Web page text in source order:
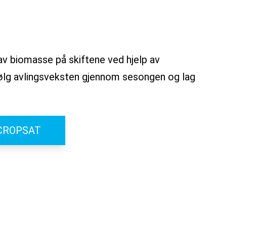
biomasse på skiftene ved hjelp av
avlingsveksten gjennom sesongen og lag